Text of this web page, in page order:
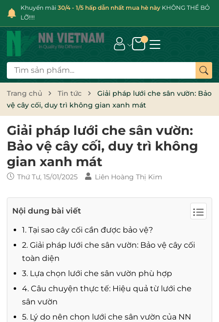
Khuyến mãi 30/4 - 1/5 hấp dẫn nhất mua hè này KHÔNG THỂ BỎ
LỠ!!!!
Trang chủ Tin tức
Giải pháp lưới che sân vườn: Bảo
vệ cây cối, duy trì không gian xanh mát
Giải pháp lưới che sân vườn:
Bảo vệ cây cối, duy trì không
gian xanh mát
Thứ Tư, 15/01/2025 Liên Hoàng Thị Kim
Nội dung bài viết
1. Tại sao cây cối cần được bảo vệ?
2. Giải pháp lưới che sân vườn: Bảo vệ cây cối
toàn diện
3. Lựa chọn lưới che sân vườn phù hợp
4. Câu chuyện thực tế: Hiệu quả từ lưới che
sân vườn
5. Lý do nên chọn lưới che sân vườn của NN